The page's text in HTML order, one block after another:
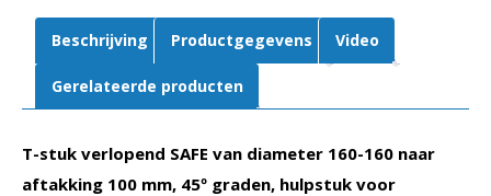
Rubberafdichting
aantal
Beschrijving Productgegevens Video
Gerelateerde producten
T-stuk verlopend SAFE van diameter 160-160 naar
aftakking 100 mm, 45º graden, hulpstuk voor